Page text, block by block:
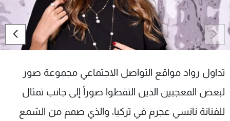
تداول رواد مواقع التواصل الاجتماعي مجموعة صور
لبعض المعجبين الذين التقطوا صوراً إلى جانب تمثال
للفنانة نانسي عجرم في تركيا، والذي صمم من الشمع
البرامج
شاهد البرامج
عن MTV
وظائف